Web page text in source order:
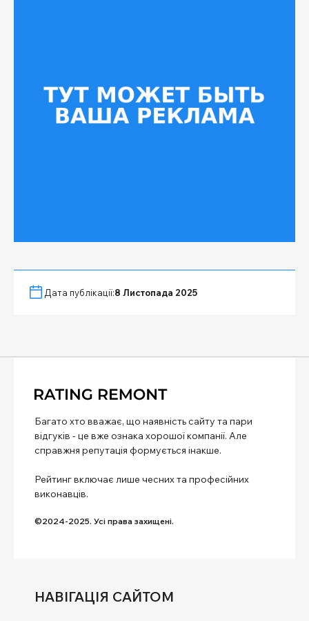
Дата публікації:8 Листопада 2025
Багато хто вважає, що наявність сайту та пари
відгуків - це вже ознака хорошої компанії. Але
справжня репутація формується інакше.
Рейтинг включає лише чесних та професійних
виконавців.
©2024-2025. Усі права захищені.
НАВІГАЦІЯ САЙТОМ